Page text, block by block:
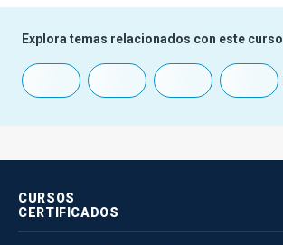
Explora temas relacionados con este curso
CURSOS
CERTIFICADOS